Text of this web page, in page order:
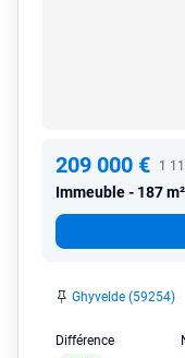
209 000 € 1
Immeuble 187
Ghyvelde (59254)
Différence